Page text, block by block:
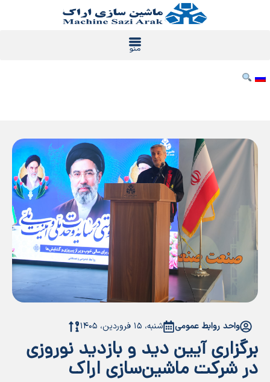
واحد روابط عمومی شنبه، ۱۵ فروردین، ۱۴۰۵
برگزاری آیین دید و بازدید نوروزی
در شرکت ماشین‌سازی اراک